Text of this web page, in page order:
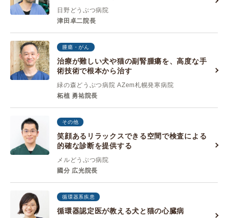
日野どうぶつ病院
津田卓二院長
腫瘍・がん
治療が難しい犬や猫の副腎腫瘍を、高度な手
術技術で根本から治す
緑の森どうぶつ病院 AZem札幌発寒病院
柘植 勇祐院長
その他
笑顔あるリラックスできる空間で検査による
的確な診断を提供する
メルどうぶつ病院
國分 広光院長
循環器系疾患
循環器認定医が教える犬と猫の心臓病